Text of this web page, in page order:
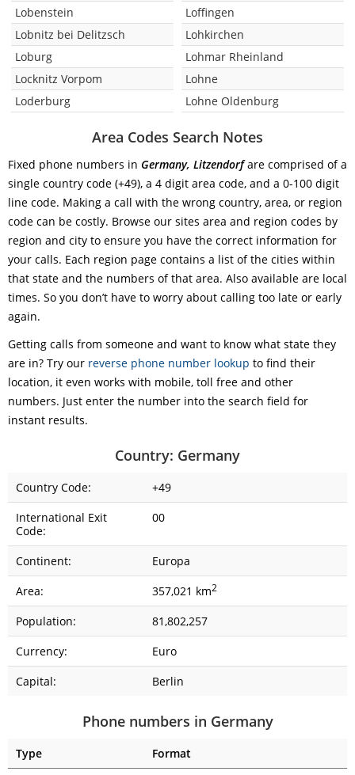
Lobenstein
Lobnitz bei Delitzsch
Loburg
Locknitz Vorpom
Loderburg
Loffingen
Lohkirchen
Lohmar Rheinland
Lohne
Lohne Oldenburg
Area Codes Search Notes
Fixed phone numbers in Germany, Litzendorfare comprised of a
single country code (+49), a 4 digit area code, and a 0-100 digit
line code. Making a call with the wrong country, area, or region
code can be costly. Browse our sites area and region codes by
region and city to ensure you have the correct information for
your calls. Each region page contains a list of the cities within
that state and the numbers of that area. Also available are local
times. So you don’t have to worry about calling too late or early
again.
Getting calls from someone and want to know what state they
are in? Try our reverse phone number lookup to find their
location, it even works with mobile, toll free and other
numbers. Just enter the number into the search field for
instant results.
Country: Germany
Country Code:
+49
International Exit
Code:
00
Continent:
Europa
Area:
357,021 km2
Population:
81,802,257
Currency:
Euro
Capital:
Berlin
Phone numbers in Germany
Type
Format